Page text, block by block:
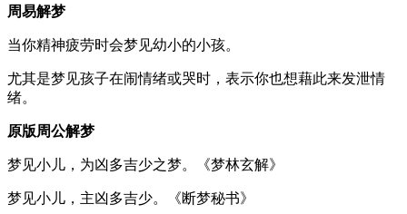
周易解梦
当你精神疲劳时会梦见幼小的小孩。
尤其是梦见孩子在闹情绪或哭时，表示你也想藉此来发泄情
绪。
原版周公解梦
梦见小儿，为凶多吉少之梦。《梦林玄解》
梦见小儿，主凶多吉少。《断梦秘书》